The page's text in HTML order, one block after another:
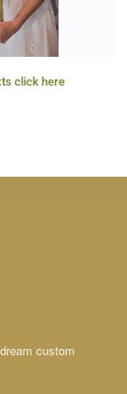
click here
custom